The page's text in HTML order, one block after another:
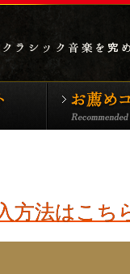
TOP 特集アーティ
方法はこち